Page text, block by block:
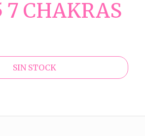
7 CHAKRAS
SIN STOCK